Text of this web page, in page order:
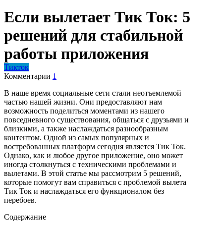
Если вылетает Тик Ток: 5
решений для стабильной
работы приложения
Тикток
Комментарии 1
В наше время социальные сети стали неотъемлемой
частью нашей жизни. Они предоставляют нам
возможность поделиться моментами из нашего
повседневного существования, общаться с друзьями и
близкими, а также наслаждаться разнообразным
контентом. Одной из самых популярных и
востребованных платформ сегодня является Тик Ток.
Однако, как и любое другое приложение, оно может
иногда столкнуться с техническими проблемами и
вылетами. В этой статье мы рассмотрим 5 решений,
которые помогут вам справиться с проблемой вылета
Тик Ток и наслаждаться его функционалом без
перебоев.
Содержание